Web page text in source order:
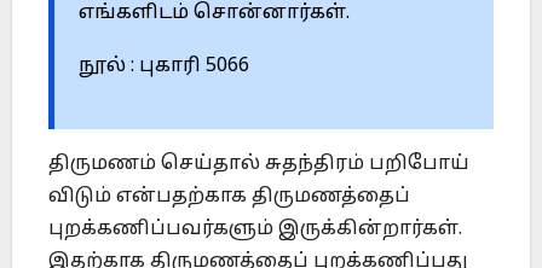
எங்களிடம் சொன்னார்கள்.
நூல் : புகாரி 5066
திருமணம் செய்தால் சுதந்திரம் பறிபோய்
விடும் என்பதற்காக திருமணத்தைப்
புறக்கணிப்பவர்களும் இருக்கின்றார்கள்.
இதற்காக திருமணத்தைப் புறக்கணிப்பது